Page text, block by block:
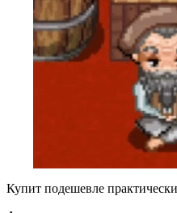
Купит подешевле